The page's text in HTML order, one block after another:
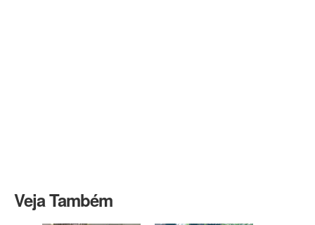
Veja Também